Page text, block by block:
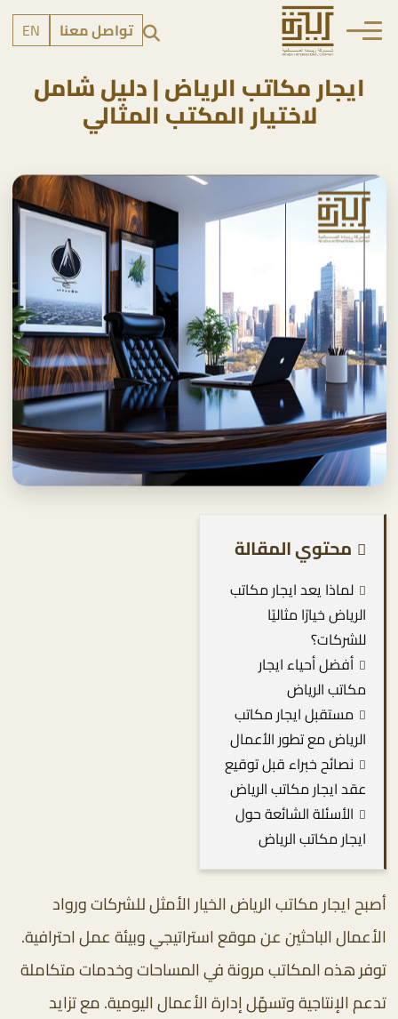
تواصل معنا EN
ايجار مكاتب الرياض | دليل شامل
لاختيار المكتب المثالي
محتوي المقالة
لماذا يعد ايجار مكاتب
الرياض خيارًا مثاليًا
للشركات؟
أفضل أحياء ايجار
مكاتب الرياض
مستقبل ايجار مكاتب
الرياض مع تطور الأعمال
نصائح خبراء قبل توقيع
عقد ايجار مكاتب الرياض
الأسئلة الشائعة حول
ايجار مكاتب الرياض
أصبح ايجار مكاتب الرياض الخيار الأمثل للشركات ورواد
الأعمال الباحثين عن موقع استراتيجي وبيئة عمل احترافية.
توفر هذه المكاتب مرونة في المساحات وخدمات متكاملة
تدعم الإنتاجية وتسهّل إدارة الأعمال اليومية. مع تزايد